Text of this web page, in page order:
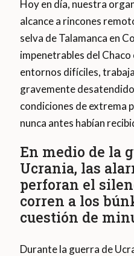
Hoy en día, nuestra
alcance a rincones
selva de Talamanca en
impenetrables del
entornos difíciles,
gravemente
condiciones de extrema
nunca antes habían
En medio de la
Ucrania, las
perforan el
corren a los
cuestión de
Durante la guerra de